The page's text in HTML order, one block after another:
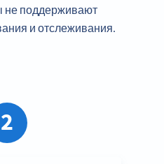
не поддерживают
и отслеживания.
2